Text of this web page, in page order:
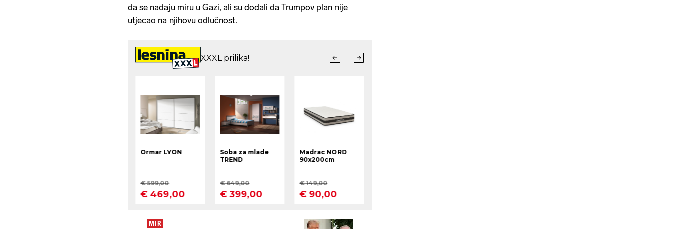
da se nadaju miru u Gazi, ali su dodali da Trumpov plan nije
utjecao na njihovu odlučnost.
MIR